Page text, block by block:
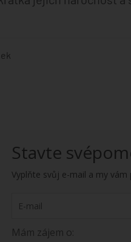
Stavte
Vyplňte svůj e-mail a my vám
Mám zájem o: